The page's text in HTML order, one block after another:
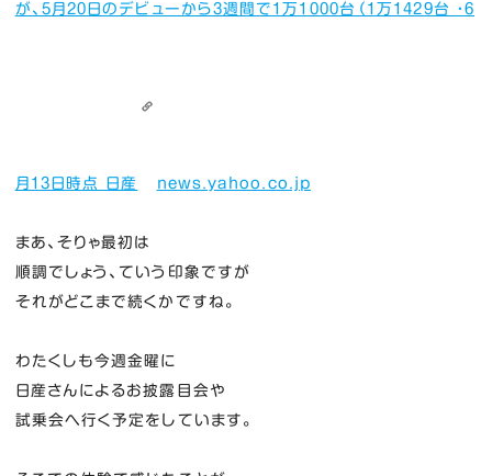
が、5月20日のデビューから3週間で1万1000台（1万1429台 ・6
月13日時点 日産 news.yahoo.co.jp
まあ、そりゃ最初は
順調でしょう、ていう印象ですが
それがどこまで続くかですね。
わたくしも今週金曜に
日産さんによるお披露目会や
試乗会へ行く予定をしています。